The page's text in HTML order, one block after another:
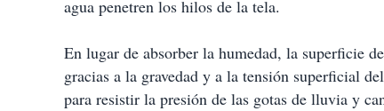
agua penetren los hilos de la tela.
En lugar de absorber la humedad, la superficie
gracias a la gravedad y a la tensión superficial
para resistir la presión de las gotas de lluvia y